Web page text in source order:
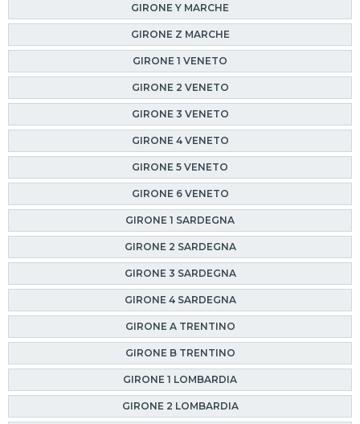
GIRONE Y MARCHE
GIRONE Z MARCHE
GIRONE 1 VENETO
GIRONE 2 VENETO
GIRONE 3 VENETO
GIRONE 4 VENETO
GIRONE 5 VENETO
GIRONE 6 VENETO
GIRONE 1 SARDEGNA
GIRONE 2 SARDEGNA
GIRONE 3 SARDEGNA
GIRONE 4 SARDEGNA
GIRONE A TRENTINO
GIRONE B TRENTINO
GIRONE 1 LOMBARDIA
GIRONE 2 LOMBARDIA